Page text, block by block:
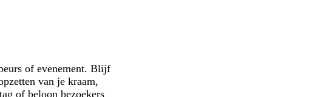
of evenement. Blijf
van je kraam,
of beloon bezoekers